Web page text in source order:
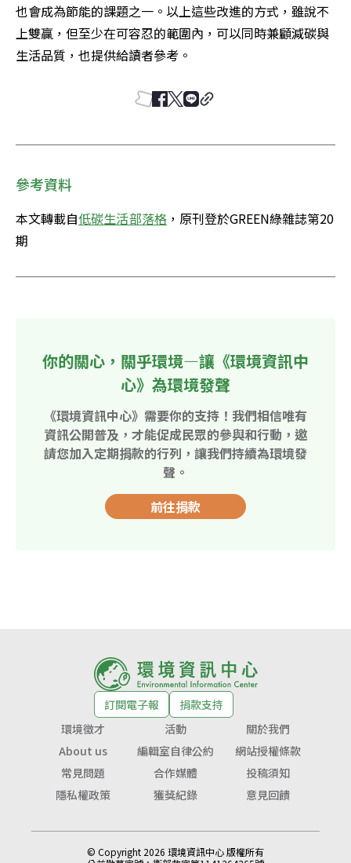
也會成為節能的課題之一。以上這些改進的方式，雖說不
上雙贏，但至少在可容忍的範圍內，可以同時兼顧減碳與
生活品質，也提供給讀者參考。
參考資料
本文轉載自低碳生活部落格 ，原刊登於GREEN綠雜誌第20
期
你的關心，關乎環境—讓《環境資訊中
心》為環境發聲
《環境資訊中心》需要你的支持！我們相信唯有
資訊公開普及，才能促成民眾的參與和行動，邀
請您加入定期捐款的行列，讓我們持續為環境發
聲。
前往捐款
訂閱電子報
捐款支持
環境徵才
活動
關於我們
About us
編輯室自律公約
網站授權條款
常見問題
合作媒體
投稿須知
隱私權政策
獲獎紀錄 意見回饋
© Copyright 2026 環境資訊中心 版權所有